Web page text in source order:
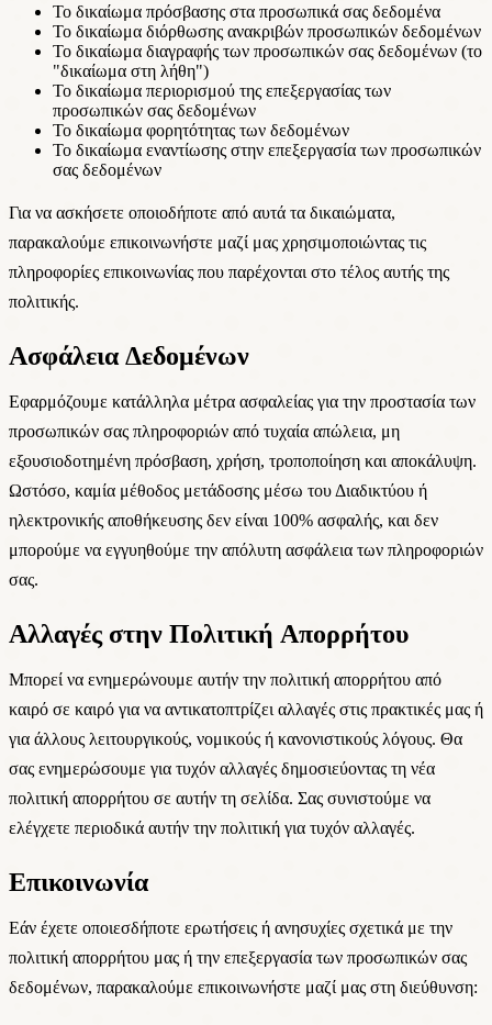
Το δικαίωμα πρόσβασης στα προσωπικά σας δεδομένα
Το δικαίωμα διόρθωσης ανακριβών προσωπικών δεδομένων
Το δικαίωμα διαγραφής των προσωπικών σας δεδομένων (το
"δικαίωμα στη λήθη")
Το δικαίωμα περιορισμού της επεξεργασίας των
προσωπικών σας δεδομένων
Το δικαίωμα φορητότητας των δεδομένων
Το δικαίωμα εναντίωσης στην επεξεργασία των προσωπικών
σας δεδομένων
Για να ασκήσετε οποιοδήποτε από αυτά τα δικαιώματα,
παρακαλούμε επικοινωνήστε μαζί μας χρησιμοποιώντας τις
πληροφορίες επικοινωνίας που παρέχονται στο τέλος αυτής της
πολιτικής.
Ασφάλεια Δεδομένων
Εφαρμόζουμε κατάλληλα μέτρα ασφαλείας για την προστασία των
προσωπικών σας πληροφοριών από τυχαία απώλεια, μη
εξουσιοδοτημένη πρόσβαση, χρήση, τροποποίηση και αποκάλυψη.
Ωστόσο, καμία μέθοδος μετάδοσης μέσω του Διαδικτύου ή
ηλεκτρονικής αποθήκευσης δεν είναι 100% ασφαλής, και δεν
μπορούμε να εγγυηθούμε την απόλυτη ασφάλεια των πληροφοριών
σας.
Αλλαγές στην Πολιτική Απορρήτου
Μπορεί να ενημερώνουμε αυτήν την πολιτική απορρήτου από
καιρό σε καιρό για να αντικατοπτρίζει αλλαγές στις πρακτικές μας ή
για άλλους λειτουργικούς, νομικούς ή κανονιστικούς λόγους. Θα
σας ενημερώσουμε για τυχόν αλλαγές δημοσιεύοντας τη νέα
πολιτική απορρήτου σε αυτήν τη σελίδα. Σας συνιστούμε να
ελέγχετε περιοδικά αυτήν την πολιτική για τυχόν αλλαγές.
Επικοινωνία
Εάν έχετε οποιεσδήποτε ερωτήσεις ή ανησυχίες σχετικά με την
πολιτική απορρήτου μας ή την επεξεργασία των προσωπικών σας
δεδομένων, παρακαλούμε επικοινωνήστε μαζί μας στη διεύθυνση: